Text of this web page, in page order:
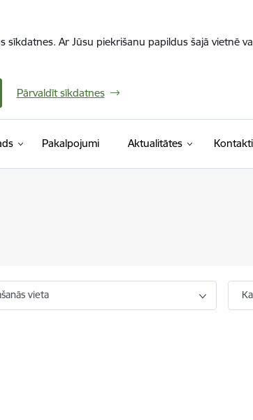
Ar Jūsu piekrišanu papildus šajā vietnē
Pārvaldīt sīkdatnes
Pakalpojumi Aktualitātes Kontakti
vieta